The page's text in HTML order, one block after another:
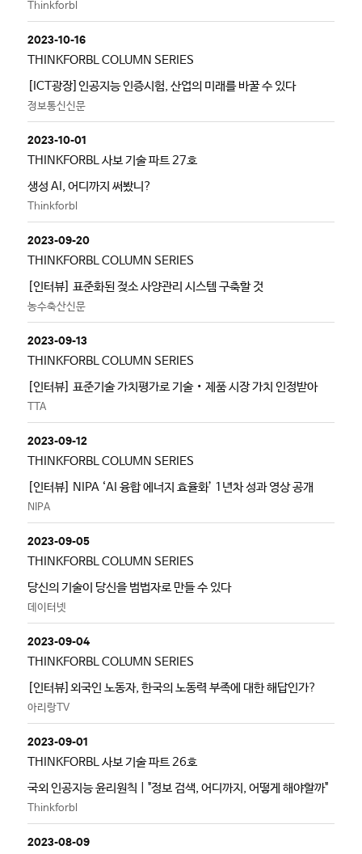
Thinkforbl
2023-10-16
THINKFORBL COLUMN SERIES
[ICT광장]인공지능 인증시험, 산업의 미래를 바꿀 수 있다
정보통신신문
2023-10-01
THINKFORBL 사보 기술 파트 27호
생성 AI, 어디까지 써봤니?
Thinkforbl
2023-09-20
THINKFORBL COLUMN SERIES
[인터뷰] 표준화된 젖소 사양관리 시스템 구축할 것
농수축산신문
2023-09-13
THINKFORBL COLUMN SERIES
[인터뷰] 표준기술 가치평가로 기술‧제품 시장 가치 인정받아
TTA
2023-09-12
THINKFORBL COLUMN SERIES
[인터뷰] NIPA ‘AI 융합 에너지 효율화’ 1년차 성과 영상 공개
NIPA
2023-09-05
THINKFORBL COLUMN SERIES
당신의 기술이 당신을 범법자로 만들 수 있다
데이터넷
2023-09-04
THINKFORBL COLUMN SERIES
[인터뷰]외국인 노동자, 한국의 노동력 부족에 대한 해답인가?
아리랑TV
2023-09-01
THINKFORBL 사보 기술 파트 26호
국외 인공지능 윤리원칙 | "정보 검색, 어디까지, 어떻게 해야할까"
Thinkforbl
2023-08-09